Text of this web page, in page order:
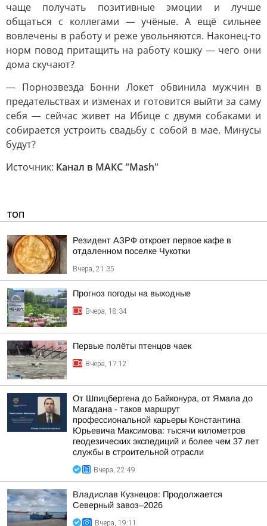
чаще получать позитивные эмоции и лучше
общаться с коллегами — учёные. А ещё сильнее
вовлечены в работу и реже увольняются. Наконец-то
норм повод притащить на работу кошку — чего они
дома скучают?
— Порнозвезда Бонни Локет обвинила мужчин в
предательствах и изменах и готовится выйти за саму
себя — сейчас живет на Ибице с двумя собаками и
собирается устроить свадьбу с собой в мае. Минусы
будут?
Источник: Канал в МАКС "Mash"
ТОП
Резидент АЗРФ откроет первое кафе в
отдаленном поселке Чукотки
Вчера, 21:35
Прогноз погоды на выходные
Вчера, 18:34
Первые полёты птенцов чаек
Вчера, 17:12
От Шпицбергена до Байконура, от Ямала до
Магадана - таков маршрут
профессиональной карьеры Константина
Юрьевича Максимова: тысячи километров
геодезических экспедиций и более чем 37 лет
службы в строительной отрасли
Вчера, 22:49
Владислав Кузнецов: Продолжается
Северный завоз–2026
Вчера, 19:11